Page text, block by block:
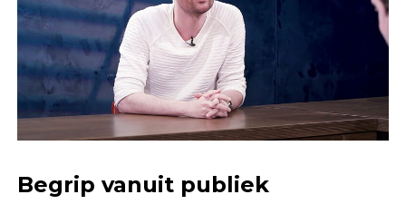
Begrip vanuit publiek